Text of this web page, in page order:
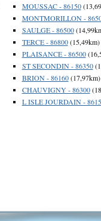
MOUSSAC - 86150
MONTMORILLON -
SAULGE - 86500
TERCE - 86800(15,49km)
PLAISANCE - 86500
ST SECONDIN - 86350
BRION - 86160(17,97km)
CHAUVIGNY - 86300
L ISLE JOURDAIN -